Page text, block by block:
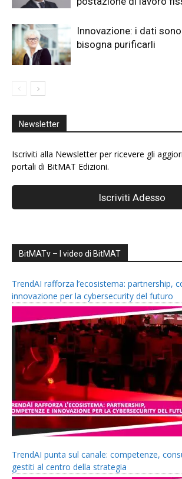
Innovazione: i dati
bisogna purificarli
Newsletter
Iscriviti alla Newsletter per ricevere gli
portali di BitMAT Edizioni.
BitMATv – I video di BitMAT
TrendAI rafforza l’ecosistema: partnership,
innovazione per la cybersecurity del futuro
TrendAI punta sul canale: competenze,
gestiti al centro della strategia